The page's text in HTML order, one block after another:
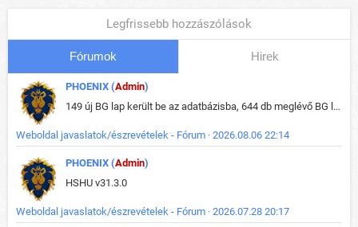
Legfrissebb hozzászólások
Fórumok Hirek
PHOENIX (Admin)
149 új BG lap került be az adatbázisba, 644 db meglévő BG lap módosult, bekerültek az új képek a megváltozott lapokhoz is.
Weboldal javaslatok/észrevételek - Fórum · 2026.08.06 22:14
PHOENIX (Admin)
HSHU v31.3.0
Weboldal javaslatok/észrevételek - Fórum · 2026.07.28 20:17